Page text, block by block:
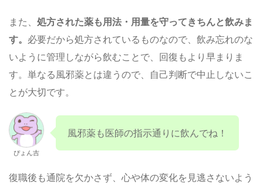
また、 処方された薬も用法・用量を守ってきちんと飲みま
す。 必要だから処方されているものなので、飲み忘れのな
いように管理しながら飲むことで、回復もより早まりま
す。単なる風邪薬とは違うので、自己判断で中止しないこ
とが大切です。
ぴょん吉
風邪薬も医師の指示通りに飲んでね！
復職後も通院を欠かさず、心や体の変化を見逃さないよう